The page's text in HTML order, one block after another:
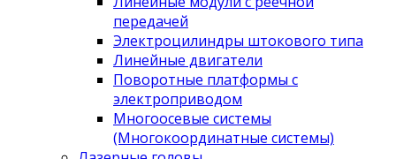
передачей
Электроцилиндры штокового типа
Линейные двигатели
Поворотные платформы с
электроприводом
Многоосевые системы
(Многокоординатные системы)